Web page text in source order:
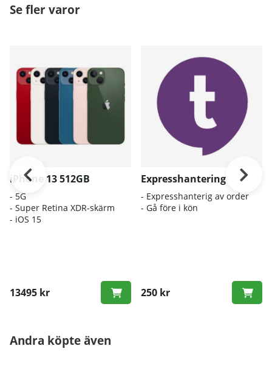
Se fler varor
iPhone 13 512GB
- 5G
- Super Retina XDR-skärm
- iOS 15
13495 kr
Expresshantering
- Expresshanterig av order
- Gå före i kön
250 kr
Andra köpte även